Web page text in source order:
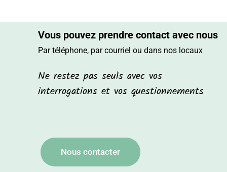
Vous pouvez prendre contact avec nous
Par téléphone, par courriel ou dans nos locaux
Ne restez pas seuls avec vos
interrogations et vos questionnements
Nous contacter